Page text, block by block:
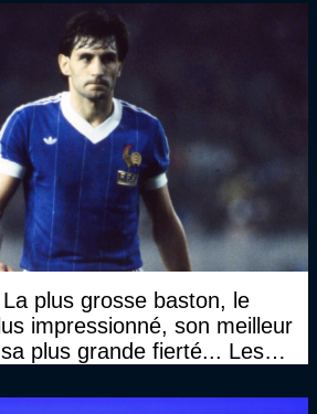
plus grosse baston, le
impressionné, son meilleur
plus grande fierté... Les